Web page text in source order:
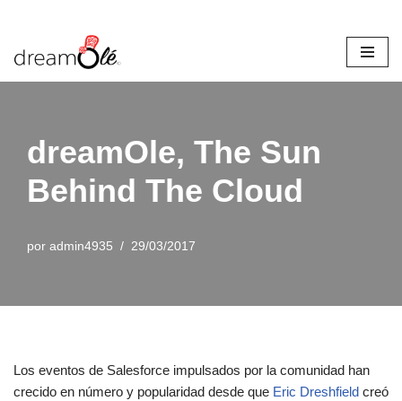
Saltar
dreamOle, The Sun
Behind The Cloud
por admin4935 29/03/2017
Los eventos de Salesforce impulsados por la comunidad han
crecido en número y popularidad desde que Eric Dreshfield creó